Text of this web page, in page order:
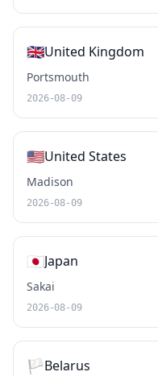
🇬🇧United Kingdom
Portsmouth
2026-08-09
🇺🇸United States
Madison
2026-08-09
🇯🇵Japan
Sakai
2026-08-09
🏳️Belarus